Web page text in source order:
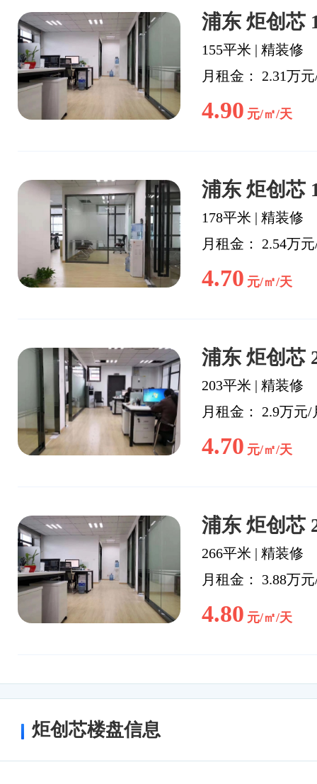
浦东 炬创芯
155平米 | 精装修
月租金： 2.31万
4.90 元/㎡/天
浦东 炬创芯
178平米 | 精装修
月租金： 2.54万
4.70 元/㎡/天
浦东 炬创芯
203平米 | 精装修
月租金： 2.9万元/
4.70 元/㎡/天
浦东 炬创芯
266平米 | 精装修
月租金： 3.88万
4.80 元/㎡/天
炬创芯楼盘信息